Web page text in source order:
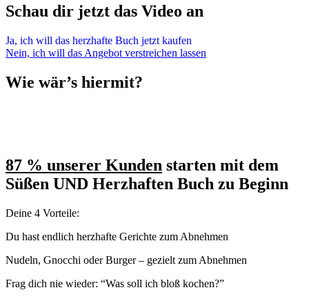
Schau dir jetzt das Video an
Ja, ich will das herzhafte Buch jetzt kaufen
Nein, ich will das Angebot verstreichen lassen
Wie wär’s hiermit?
87 % unserer Kunden starten mit dem
Süßen UND Herzhaften Buch zu Beginn
Deine 4 Vorteile:
Du hast endlich herzhafte Gerichte zum Abnehmen
Nudeln, Gnocchi oder Burger – gezielt zum Abnehmen
Frag dich nie wieder: “Was soll ich bloß kochen?”